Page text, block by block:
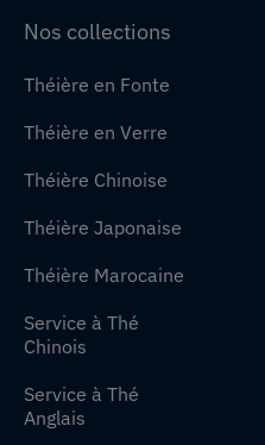
Nos collections
Théière en Fonte
Théière en Verre
Théière Chinoise
Théière Japonaise
Théière Marocaine
Service à Thé
Chinois
Service à Thé
Anglais